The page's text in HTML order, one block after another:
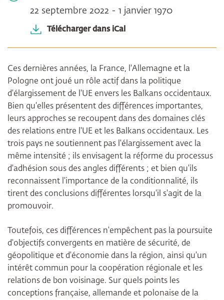
22 septembre 2022 - 1 janvier 1970
Télécharger dans iCal
Ces dernières années, la France, l'Allemagne et la
Pologne ont joué un rôle actif dans la politique
d'élargissement de l'UE envers les Balkans occidentaux.
Bien qu'elles présentent des différences importantes,
leurs approches se recoupent dans des domaines clés
des relations entre l'UE et les Balkans occidentaux. Les
trois pays ne soutiennent pas l'élargissement avec la
même intensité ; ils envisagent la réforme du processus
d'adhésion sous des angles différents ; et bien qu'ils
reconnaissent l'importance de la conditionnalité, ils
tirent des conclusions différentes lorsqu'il s'agit de la
promouvoir.
Toutefois, ces différences n'empêchent pas la poursuite
d'objectifs convergents en matière de sécurité, de
géopolitique et d'économie dans la région, ainsi qu'un
intérêt commun pour la coopération régionale et les
relations de bon voisinage. Sur quels points les
conceptions française, allemande et polonaise de la